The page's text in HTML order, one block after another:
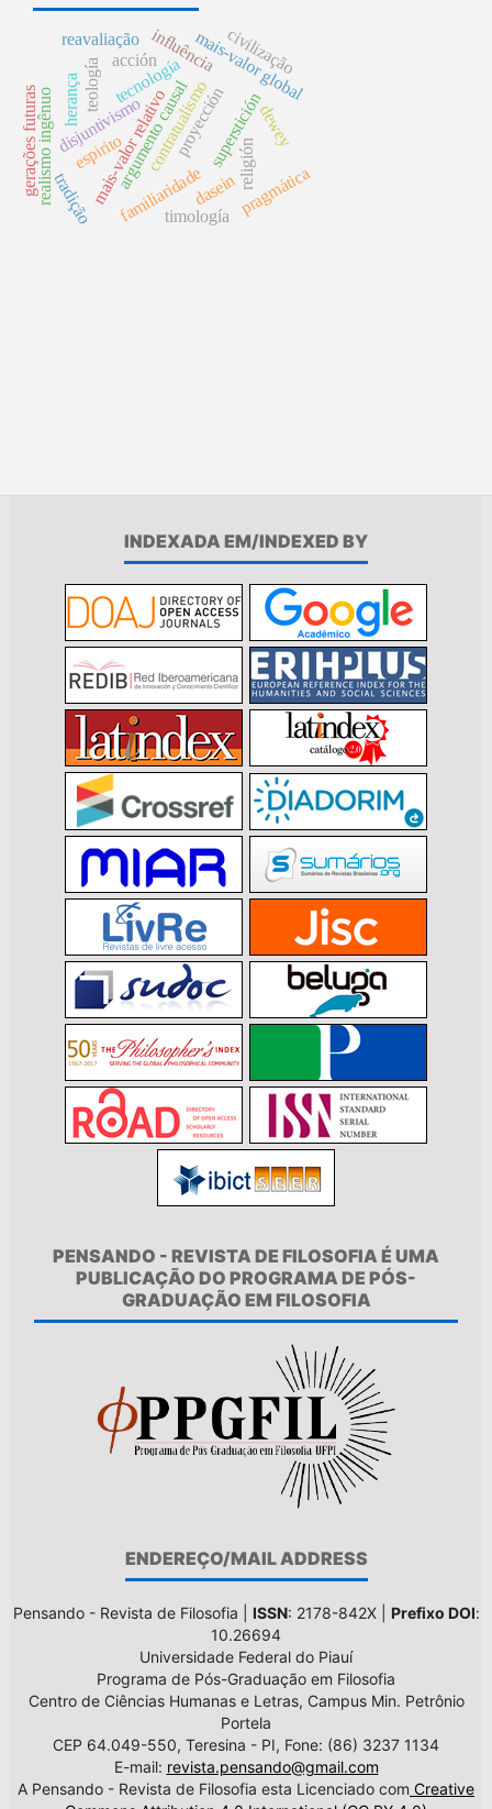
argumento causalsuperstición
proyección
mais-valor global
mais-valor relativo
disjuntivismo
religión
realismo ingênuo
tecnología
dewey
teología
espirito
influência
familiaridadedasein
herança
reavaliação
tradição pragmática
contratualismo
gerações futuras
timología
acción civilização
INDEXADA EM/INDEXED BY
PENSANDO - REVISTA DE FILOSOFIA É UMA
PUBLICAÇÃO DO PROGRAMA DE PÓS-
GRADUAÇÃO EM FILOSOFIA
ENDEREÇO/MAIL ADDRESS
Pensando - Revista de Filosofia | ISSN: 2178-842X | Prefixo DOI:
10.26694
Universidade Federal do Piauí
Programa de Pós-Graduação em Filosofia
Centro de Ciências Humanas e Letras, Campus Min. Petrônio
Portela
CEP 64.049-550, Teresina - PI, Fone: (86) 3237 1134
E-mail: revista.pensando@gmail.com
A Pensando - Revista de Filosofia esta Licenciado com Creative